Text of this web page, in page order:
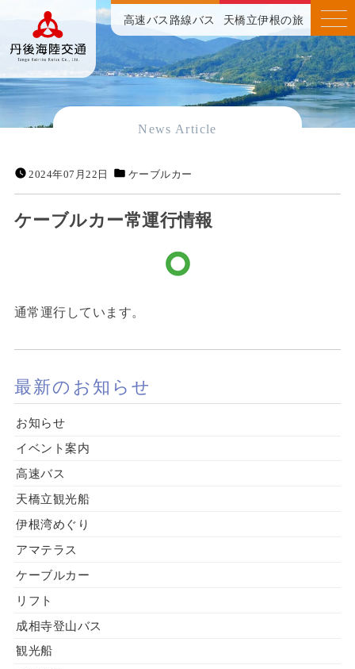
高速バス 路線バス 天橋立伊根の旅
News Article
2024年07月22日 ケーブルカー
ケーブルカー常運行情報
通常運行しています。
最新のお知らせ
お知らせ
イベント案内
高速バス
天橋立観光船
伊根湾めぐり
アマテラス
ケーブルカー
リフト
成相寺登山バス
観光船